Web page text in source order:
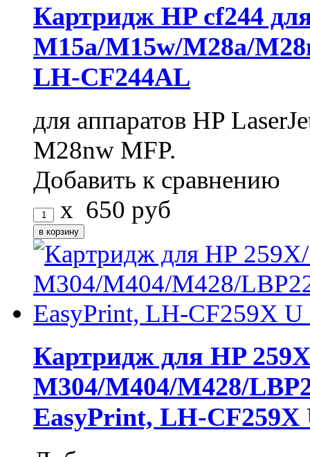
Картридж HP cf244
M15a/M15w/M28a/
LH-CF244AL
для аппаратов HP
M28nw MFP.
Добавить к сравнению
x 650 руб
Картридж для HP
M304/M404/M428/
EasyPrint, LH-